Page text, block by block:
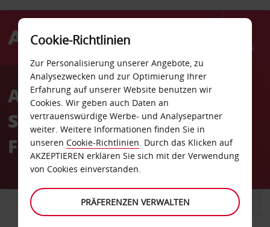
Menü
AvisAutovermietung
Stokmarknes Skagen
Flughafen
FAHRZEUG TRANSPORTER
Cookie-Richtlinien
Zur Personalisierung unserer Angebote, zu
Analysezwecken und zur Optimierung Ihrer
Erfahrung auf unserer Website benutzen wir
Cookies. Wir geben auch Daten an
vertrauenswürdige Werbe- und Analysepartner
weiter. Weitere Informationen finden Sie in
unseren Cookie-Richtlinien. Durch das Klicken auf
AKZEPTIEREN erklären Sie sich mit der Verwendung
von Cookies einverstanden.
PRÄFERENZEN VERWALTEN